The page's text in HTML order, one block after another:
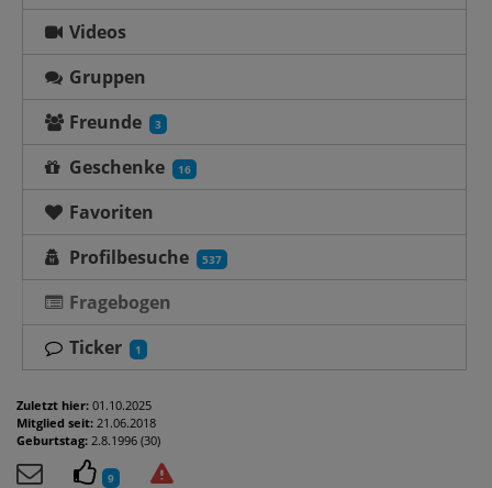
Videos
Gruppen
Freunde
3
Geschenke 16
Favoriten
Profilbesuche
537
Fragebogen
Ticker
1
Zuletzt hier: 01.10.2025
Mitglied seit: 21.06.2018
Geburtstag: 2.8.1996 (30)
9